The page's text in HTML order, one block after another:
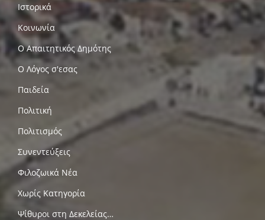
Ιστορικά
Κοινωνία
Ο Απαιτητικός Δημότης
Ο Λόγος σ'εσας
Παιδεία
Πολιτική
Πολιτισμός
Συνεντεύξεις
Φιλοζωικά Νέα
Χωρίς Κατηγορία
Ψίθυροι στη Δεκελείας…